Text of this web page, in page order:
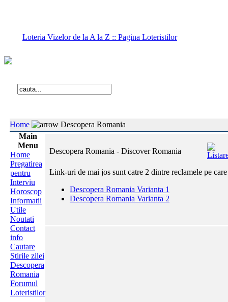
Loteria Vizelor de la A la Z :: Pagina Loteristilor
Home
Descopera Romania
Main
Menu
Home
Pregatirea
pentru
Interviu
Horoscop
Informatii
Utile
Noutati
Contact
info
Cautare
Stirile zilei
Descopera
Romania
Forumul
Loteristilor
Descopera Romania - Discover Romania
Link-uri de mai jos sunt catre 2 dintre reclamele pe
Descopera Romania Varianta 1
Descopera Romania Varianta 2